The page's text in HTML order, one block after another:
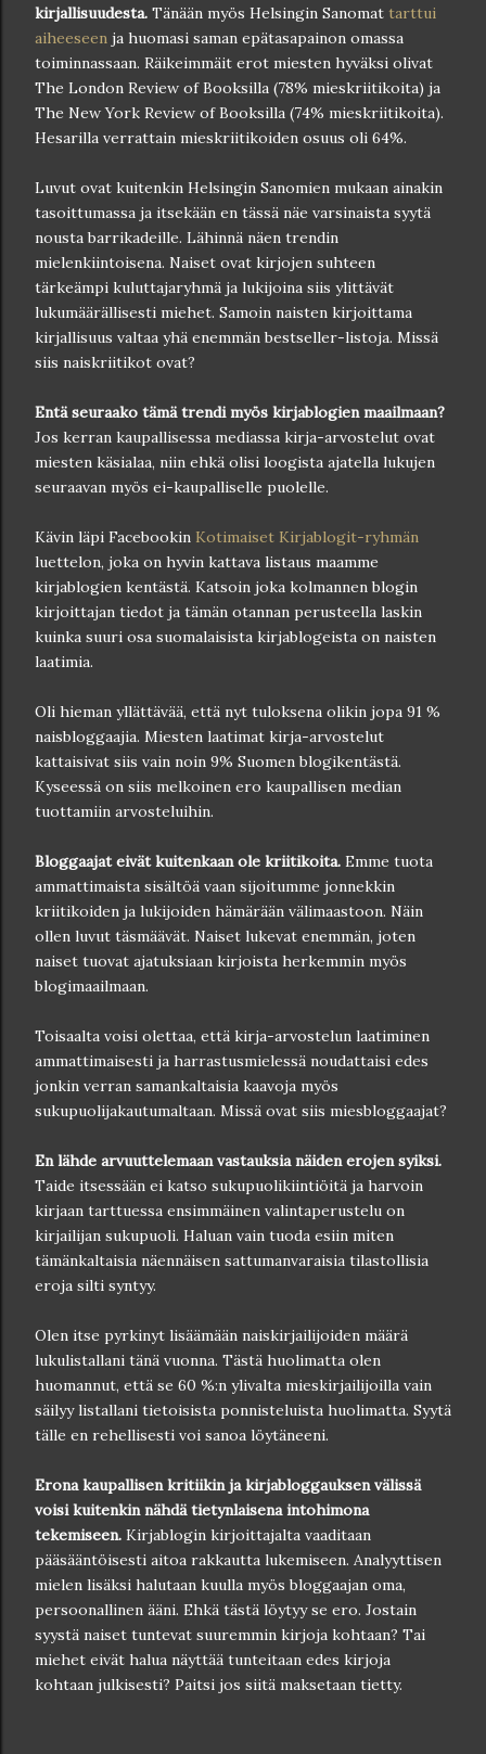
kirjallisuudesta. Tänään myös Helsingin Sanomat tarttui
aiheeseen ja huomasi saman epätasapainon omassa
toiminnassaan. Räikeimmäit erot miesten hyväksi olivat
The London Review of Booksilla (78% mieskriitikoita) ja
The New York Review of Booksilla (74% mieskriitikoita).
Hesarilla verrattain mieskriitikoiden osuus oli 64%.
Luvut ovat kuitenkin Helsingin Sanomien mukaan ainakin
tasoittumassa ja itsekään en tässä näe varsinaista syytä
nousta barrikadeille. Lähinnä näen trendin
mielenkiintoisena. Naiset ovat kirjojen suhteen
tärkeämpi kuluttajaryhmä ja lukijoina siis ylittävät
lukumäärällisesti miehet. Samoin naisten kirjoittama
kirjallisuus valtaa yhä enemmän bestseller-listoja. Missä
siis naiskriitikot ovat?
Entä seuraako tämä trendi myös kirjablogien maailmaan?
Jos kerran kaupallisessa mediassa kirja-arvostelut ovat
miesten käsialaa, niin ehkä olisi loogista ajatella lukujen
seuraavan myös ei-kaupalliselle puolelle.
Kävin läpi Facebookin Kotimaiset Kirjablogit-ryhmän
luettelon, joka on hyvin kattava listaus maamme
kirjablogien kentästä. Katsoin joka kolmannen blogin
kirjoittajan tiedot ja tämän otannan perusteella laskin
kuinka suuri osa suomalaisista kirjablogeista on naisten
laatimia.
Oli hieman yllättävää, että nyt tuloksena olikin jopa 91 %
naisbloggaajia. Miesten laatimat kirja-arvostelut
kattaisivat siis vain noin 9% Suomen blogikentästä.
Kyseessä on siis melkoinen ero kaupallisen median
tuottamiin arvosteluihin.
Bloggaajat eivät kuitenkaan ole kriitikoita. Emme tuota
ammattimaista sisältöä vaan sijoitumme jonnekkin
kriitikoiden ja lukijoiden hämärään välimaastoon. Näin
ollen luvut täsmäävät. Naiset lukevat enemmän, joten
naiset tuovat ajatuksiaan kirjoista herkemmin myös
blogimaailmaan.
Toisaalta voisi olettaa, että kirja-arvostelun laatiminen
ammattimaisesti ja harrastusmielessä noudattaisi edes
jonkin verran samankaltaisia kaavoja myös
sukupuolijakautumaltaan. Missä ovat siis miesbloggaajat?
En lähde arvuuttelemaan vastauksia näiden erojen syiksi.
Taide itsessään ei katso sukupuolikiintiöitä ja harvoin
kirjaan tarttuessa ensimmäinen valintaperustelu on
kirjailijan sukupuoli. Haluan vain tuoda esiin miten
tämänkaltaisia näennäisen sattumanvaraisia tilastollisia
eroja silti syntyy.
Olen itse pyrkinyt lisäämään naiskirjailijoiden määrä
lukulistallani tänä vuonna. Tästä huolimatta olen
huomannut, että se 60 %:n ylivalta mieskirjailijoilla vain
säilyy listallani tietoisista ponnisteluista huolimatta. Syytä
tälle en rehellisesti voi sanoa löytäneeni.
Erona kaupallisen kritiikin ja kirjabloggauksen välissä
voisi kuitenkin nähdä tietynlaisena intohimona
tekemiseen. Kirjablogin kirjoittajalta vaaditaan
pääsääntöisesti aitoa rakkautta lukemiseen. Analyyttisen
mielen lisäksi halutaan kuulla myös bloggaajan oma,
persoonallinen ääni. Ehkä tästä löytyy se ero. Jostain
syystä naiset tuntevat suuremmin kirjoja kohtaan? Tai
miehet eivät halua näyttää tunteitaan edes kirjoja
kohtaan julkisesti? Paitsi jos siitä maksetaan tietty.